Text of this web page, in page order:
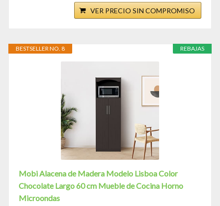
VER PRECIO SIN COMPROMISO
REBAJAS
BESTSELLER NO. 8
Mobi Alacena de Madera Modelo Lisboa Color
Chocolate Largo 60 cm Mueble de Cocina Horno
Microondas